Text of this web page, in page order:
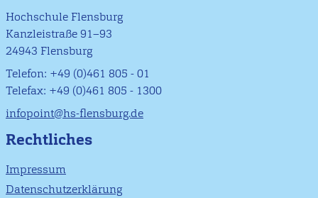
Hochschule Flensburg
Kanzleistraße 91–93
24943 Flensburg
Telefon: +49 (0)461 805 - 01
Telefax: +49 (0)461 805 - 1300
infopoint@hs-flensburg.de
Rechtliches
Impressum
Datenschutzerklärung